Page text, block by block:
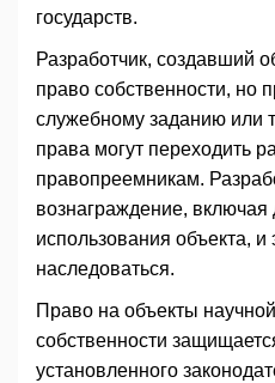
государств.
Разработчик, создавший
право собственности, но
служебному заданию или
права могут переходить
правопреемникам.
вознаграждение,
использования объекта, и
наследоваться.
Право на объекты
собственности
установленного